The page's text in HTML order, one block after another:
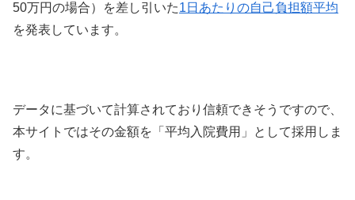
50万円の場合）を差し引いた1日あたりの自己負担額平均
を発表しています。
データに基づいて計算されており信頼できそうですので、
本サイトではその金額を「平均入院費用」として採用しま
す。